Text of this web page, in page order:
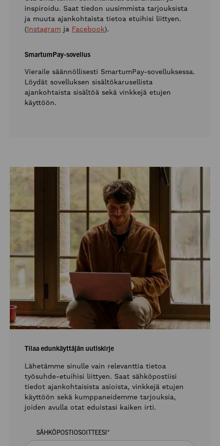
inspiroidu. Saat tiedon uusimmista tarjouksista
ja muuta ajankohtaista tietoa etuihisi liittyen.
(Instagram ja Facebook).
SmartumPay-sovellus
Vieraile säännöllisesti SmartumPay-sovelluksessa.
Löydät sovelluksen sisältökarusellista
ajankohtaista sisältöä sekä vinkkejä etujen
käyttöön.
Tilaa edunkäyttäjän uutiskirje
Lähetämme sinulle vain relevanttia tietoa
työsuhde-etuihisi liittyen. Saat sähköpostiisi
tiedot ajankohtaisista asioista, vinkkejä etujen
käyttöön sekä kumppaneidemme tarjouksia,
joiden avulla otat eduistasi kaiken irti.
SÄHKÖPOSTIOSOITTEESI*